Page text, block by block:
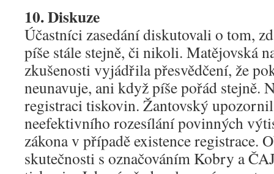
10. Diskuze
Účastníci zasedání diskutovali o tom,
píše stále stejně, či nikoli. Matějovská
zkušenosti vyjádřila přesvědčení, že
neunavuje, ani když píše pořád stejně.
registraci tiskovin. Žantovský
neefektivního rozesílání povinných
zákona v případě existence registrace.
skutečnosti s označováním Kobry a